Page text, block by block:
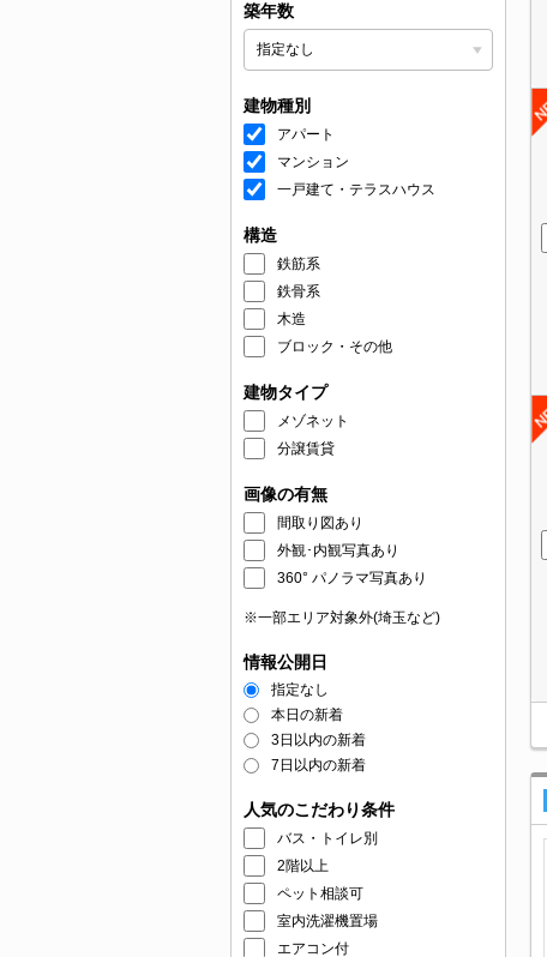
築年数
建物種別
アパート
マンション
一戸建て・テラスハウス
構造
鉄筋系
鉄骨系
木造
ブロック・その他
建物タイプ
メゾネット
分譲賃貸
画像の有無
間取り図あり
外観･内観写真あり
360° パノラマ写真あり
※一部エリア対象外(埼玉など)
情報公開日
指定なし
本日の新着
3日以内の新着
7日以内の新着
人気のこだわり条件
バス・トイレ別
2階以上
ペット相談可
室内洗濯機置場
エアコン付